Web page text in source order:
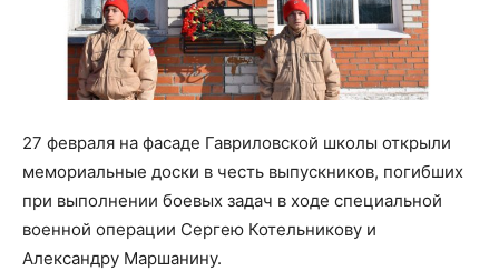
27 февраля на фасаде Гавриловской школы открыли
мемориальные доски в честь выпускников, погибших
при выполнении боевых задач в ходе специальной
военной операции Сергею Котельникову и
Александру Маршанину.